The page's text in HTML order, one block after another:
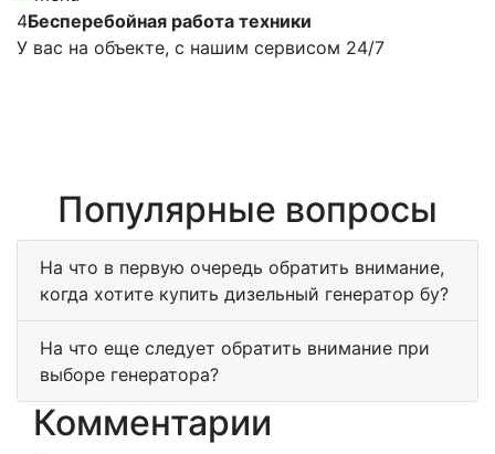
4Бесперебойная работа техники
У вас на объекте, с нашим сервисом 24/7
Популярные вопросы
На что в первую очередь обратить внимание,
когда хотите купить дизельный генератор бу?
На что еще следует обратить внимание при
выборе генератора?
Комментарии